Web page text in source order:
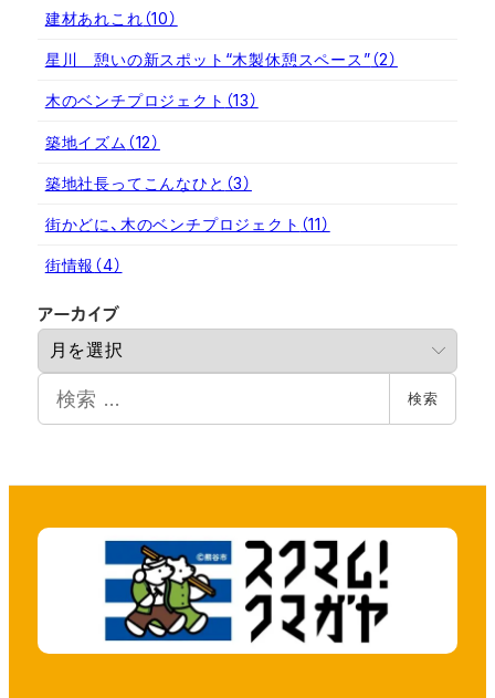
建材あれこれ（10）
星川 憩いの新スポット“木製休憩スペース”（2）
木のベンチプロジェクト （13）
築地イズム （12）
築地社長ってこんなひと （3）
街かどに、木のベンチプロジェクト （11）
街情報 （4）
アーカイブ
カ
検索